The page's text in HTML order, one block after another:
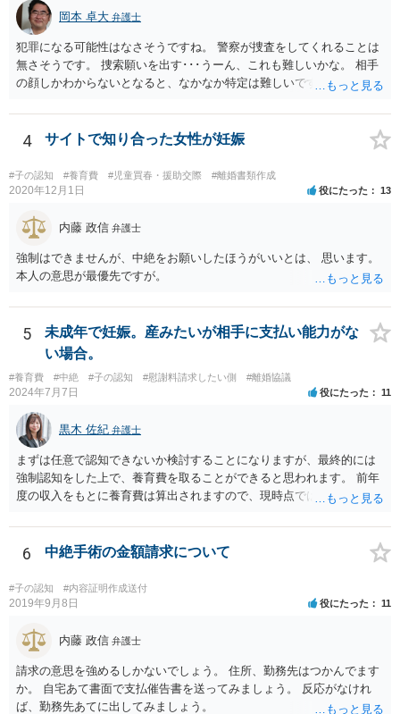
岡本 卓大 弁護士
犯罪になる可能性はなさそうですね。 警察が捜査をしてくれることは
無さそうです。 捜索願いを出す･･･うーん、これも難しいかな。 相手
の顔しかわからないとなると、なかなか特定は難しいですね。 お役に
4 サイトで知り合った女性が妊娠
#子の認知 #養育費 #児童買春・援助交際 #離婚書類作成
2020年12月1日 役にたった 13
内藤 政信 弁護士
強制はできませんが、中絶をお願いしたほうがいいとは、 思います。
本人の意思が最優先ですが。
5
未成年で妊娠。産みたいが相手に支払い能力がな
い場合。
#養育費 #中絶 #子の認知 #慰謝料請求したい側 #離婚協議
2024年7月7日 役にたった 11
黒木 佐紀 弁護士
まずは任意で認知できないか検討することになりますが、最終的には
強制認知をした上で、養育費を取ることができると思われます。 前年
度の収入をもとに養育費は算出されますので、現時点では少額しか取
育費の増額調停を起こすこともできます。 仮に中絶する場合でも、相
手方が妊娠について話し合いをしっかりしてくれない場合には、慰謝
料請求などもできる可能性があります。 いずれにせよ、親御さんとの
関わりが不可欠となると思われますので、一度話し合った上で、法律
事務所へ早めのご相談をされたほうがよろしいかと思います。
6 中絶手術の金額請求について
#子の認知 #内容証明作成送付
2019年9月8日 役にたった 11
内藤 政信 弁護士
請求の意思を強めるしかないでしょう。 住所、勤務先はつかんでます
か。 自宅あて書面で支払催告書を送ってみましょう。 反応がなけれ
ば、勤務先あてに出してみましょう。